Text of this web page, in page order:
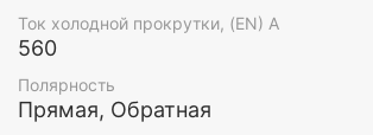
Ток холодной прокрутки, (EN) А
560
Полярность
Прямая, Обратная